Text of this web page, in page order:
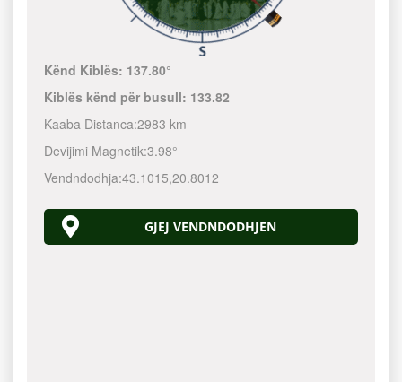
Kënd Kiblës: 137.80°
Kiblës kënd për busull: 133.82
Kaaba Distanca:2983 km
Devijimi Magnetik:3.98°
Vendndodhja:43.1015,20.8012
GJEJ VENDNDODHJEN